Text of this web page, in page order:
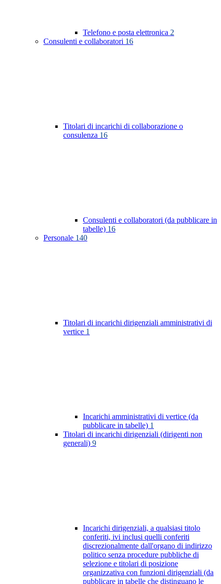
Telefono e posta elettronica 2
Consulenti e collaboratori 16
Titolari di incarichi di collaborazione o
consulenza 16
Consulenti e collaboratori (da pubblicare in
tabelle) 16
Personale 140
Titolari di incarichi dirigenziali amministrativi di
vertice 1
Incarichi amministrativi di vertice (da
pubblicare in tabelle) 1
Titolari di incarichi dirigenziali (dirigenti non
generali) 9
Incarichi dirigenziali, a qualsiasi titolo
conferiti, ivi inclusi quelli conferiti
discrezionalmente dall'organo di indirizzo
politico senza procedure pubbliche di
selezione e titolari di posizione
organizzativa con funzioni dirigenziali (da
pubblicare in tabelle che distinguano le